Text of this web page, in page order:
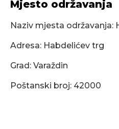
Mjesto održavanja
Naziv mjesta održavanja:
Adresa: Habdelićev trg
Grad: Varaždin
Poštanski broj: 42000